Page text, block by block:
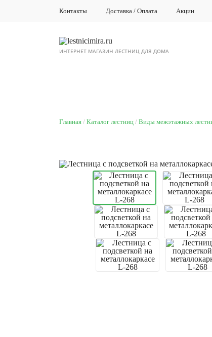
Контакты Доставка / Оплата Акции
ИНТЕРНЕТ МАГАЗИН ЛЕСТНИЦ ДЛЯ ДОМА
Главная Каталог лестниц Виды межэтажных